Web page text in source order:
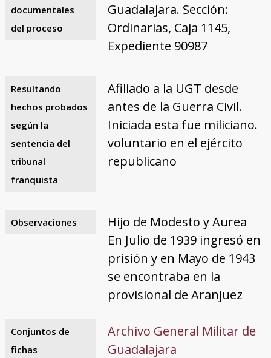
documentales
del proceso
Guadalajara. Sección:
Ordinarias, Caja 1145,
Expediente 90987
Resultando
hechos probados
según la
sentencia del
tribunal
franquista
Afiliado a la UGT desde
antes de la Guerra Civil.
Iniciada esta fue miliciano.
voluntario en el ejército
republicano
Observaciones
Hijo de Modesto y Aurea
En Julio de 1939 ingresó en
prisión y en Mayo de 1943
se encontraba en la
provisional de Aranjuez
Conjuntos de
fichas
Archivo General Militar de
Guadalajara